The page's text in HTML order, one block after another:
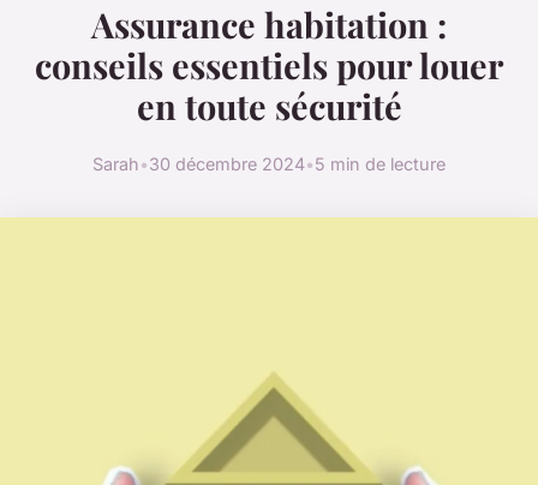
Assurance habitation :
conseils essentiels pour louer
en toute sécurité
Sarah•30 décembre 2024•5 min de lecture